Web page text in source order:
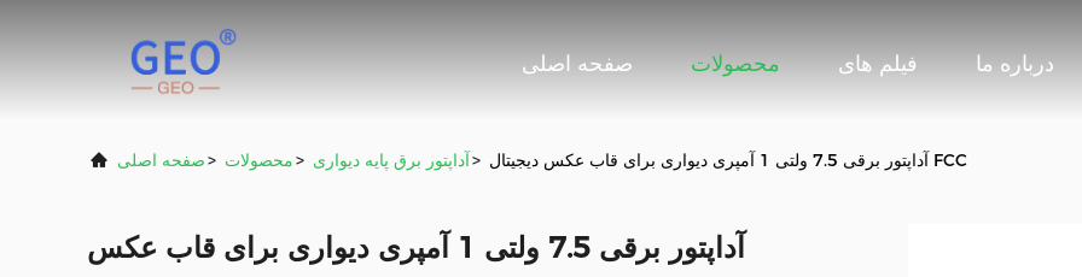
صفحه اصلی محصولات فیلم های درباره ما
صفحه اصلی> محصولات> آداپتور برق پایه دیواری> آداپتور برقی 7.5 ولتی 1 آمپری دیواری برای قاب عکس دیجیتال FCC
آداپتور برقی 7.5 ولتی 1 آمپری دیواری برای قاب عکس